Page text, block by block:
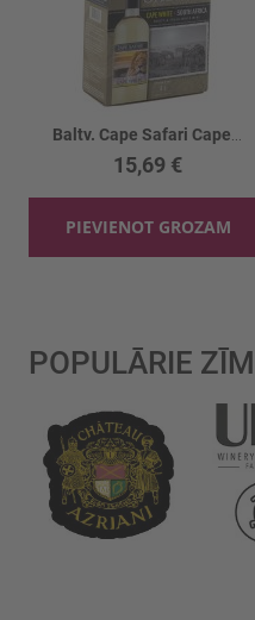
15,69 €
PIEVIENOT GROZAM
POPULĀRIE